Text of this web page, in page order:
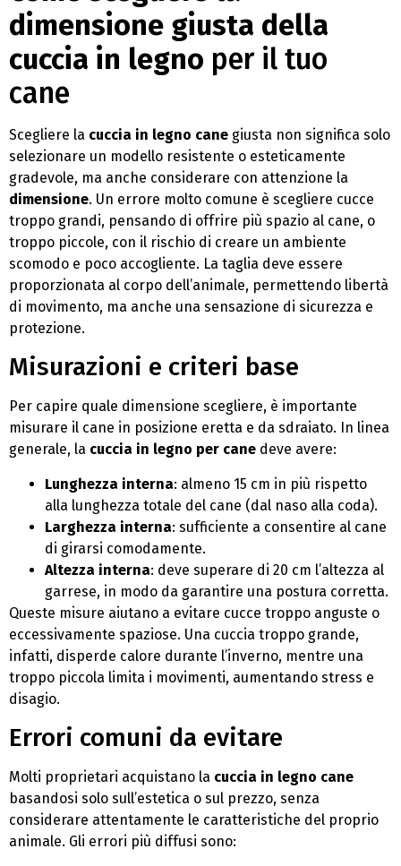
dimensione giusta della
cuccia in legno per il tuo
cane
Scegliere la cuccia in legno cane giusta non significa solo
selezionare un modello resistente o esteticamente
gradevole, ma anche considerare con attenzione la
dimensione. Un errore molto comune è scegliere cucce
troppo grandi, pensando di offrire più spazio al cane, o
troppo piccole, con il rischio di creare un ambiente
scomodo e poco accogliente. La taglia deve essere
proporzionata al corpo dell’animale, permettendo libertà
di movimento, ma anche una sensazione di sicurezza e
protezione.
Misurazioni e criteri base
Per capire quale dimensione scegliere, è importante
misurare il cane in posizione eretta e da sdraiato. In linea
generale, la cuccia in legno per cane deve avere:
Lunghezza interna: almeno 15 cm in più rispetto
alla lunghezza totale del cane (dal naso alla coda).
Larghezza interna: sufficiente a consentire al cane
di girarsi comodamente.
Altezza interna: deve superare di 20 cm l’altezza al
garrese, in modo da garantire una postura corretta.
Queste misure aiutano a evitare cucce troppo anguste o
eccessivamente spaziose. Una cuccia troppo grande,
infatti, disperde calore durante l’inverno, mentre una
troppo piccola limita i movimenti, aumentando stress e
disagio.
Errori comuni da evitare
Molti proprietari acquistano la cuccia in legno cane
basandosi solo sull’estetica o sul prezzo, senza
considerare attentamente le caratteristiche del proprio
animale. Gli errori più diffusi sono: